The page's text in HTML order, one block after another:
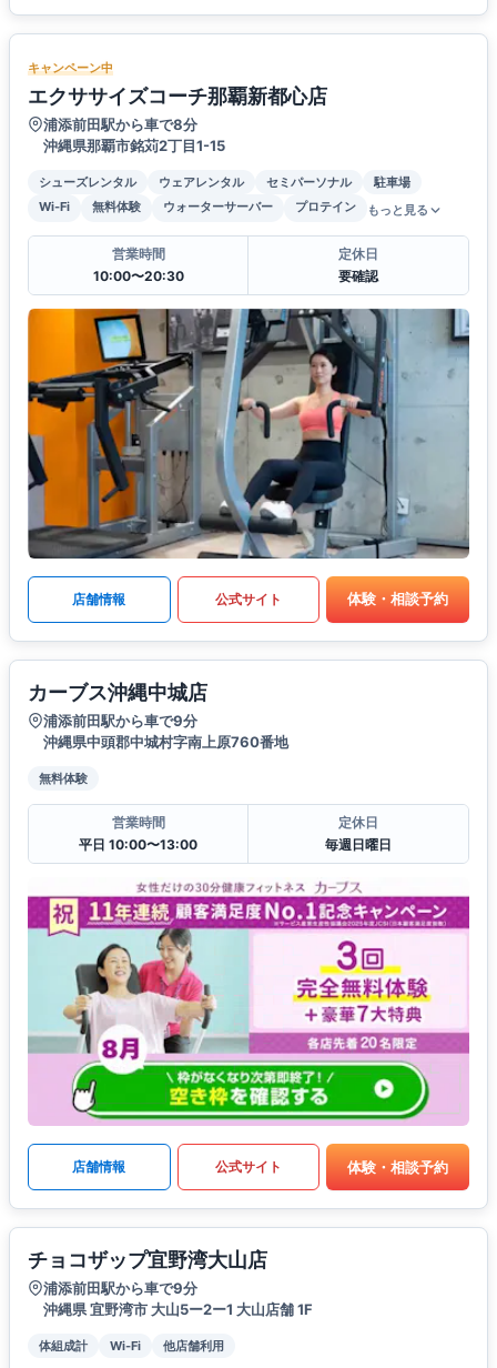
キャンペーン中
エクササイズコーチ那覇新都心店
浦添前田駅から車で8分
沖縄県那覇市銘苅2丁目1-15
シューズレンタル ウェアレンタル セミパーソナル
駐車場
Wi-Fi
無料体験 ウォーターサーバー プロテイン もっと見る
営業時間
10:00〜20:30
定休日
要確認
店舗情報 公式サイト 体験・相談予約
カーブス沖縄中城店
浦添前田駅から車で9分
沖縄県中頭郡中城村字南上原760番地
無料体験
営業時間
平日 10:00〜13:00
定休日
毎週日曜日
店舗情報 公式サイト 体験・相談予約
チョコザップ宜野湾大山店
浦添前田駅から車で9分
沖縄県 宜野湾市 大山5ー2ー1 大山店舗 1F
体組成計 Wi-Fi 他店舗利用